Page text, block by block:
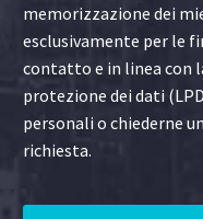
memorizzazione dei
esclusivamente per le
contatto e in linea con
protezione dei dati
personali o chiederne
richiesta.